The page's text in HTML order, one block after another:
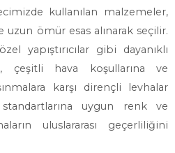
kullanılan malzemeler,
uzun ömür esas alınarak seçilir.
yapıştırıcılar gibi dayanıklı
çeşitli hava koşullarına ve
karşı dirençli levhalar
uygun renk ve
uluslararası geçerliliğini